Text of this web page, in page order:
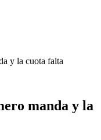
y la cuota falta
manda y la